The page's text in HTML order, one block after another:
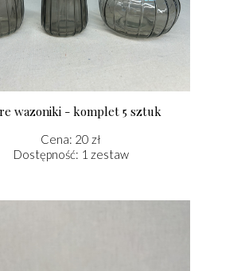
wazoniki - komplet 5 sztuk
Cena: 20 zł
Dostępność: 1 zestaw